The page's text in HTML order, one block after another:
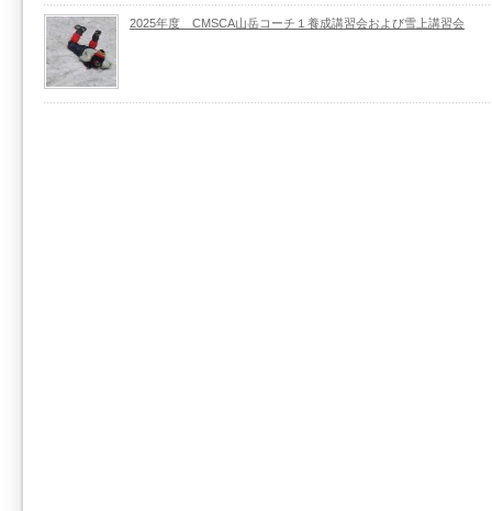
2025年度 CMSCA山岳コーチ１養成講習会および雪上講習会